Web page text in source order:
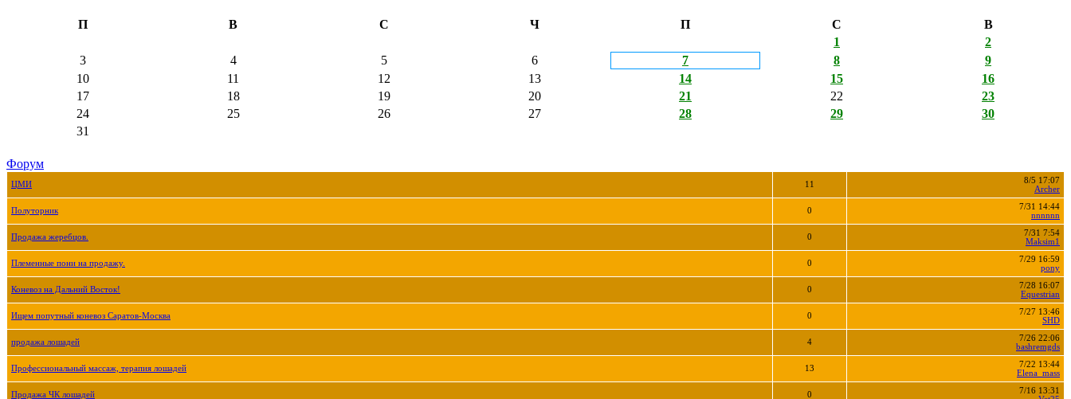
П В С Ч П С
В
1
2
3
4 5 6 7 8
9
10
11 12 13 14 15
16
17
18 19 20 21 22
23
24
25 26 27 28 29
30
31
Форум
ЦМИ 11
8/5 17:07
Archer
Полуторник 0
7/31 14:44
nnnnnn
Продажа жеребцов. 0
7/31 7:54
Maksim1
Племенные пони на продажу. 0
7/29 16:59
pony
Коневоз на Дальний Восток! 0
7/28 16:07
Equestrian
Ищем попутный коневоз Саратов-Москва 0
7/27 13:46
SHD
продажа лошадей 4
7/26 22:06
bashremgds
Профессиональный массаж, терапия лошадей 13
7/22 13:44
Elena_mass
Продажа ЧК лошадей 0
7/16 13:31